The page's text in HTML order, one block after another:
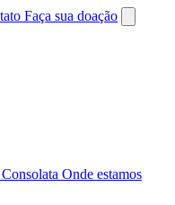
Faça sua doação
Consolata Onde estamos